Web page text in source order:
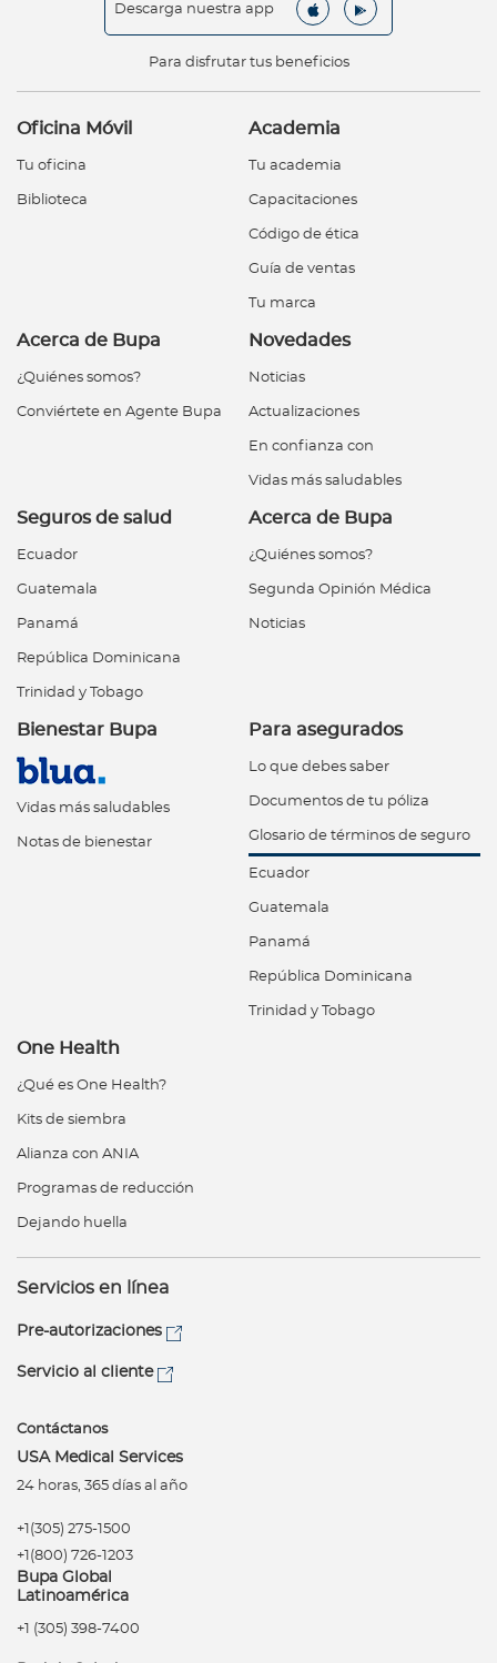
Descarga nuestra app
Para disfrutar tus beneficios
Oficina Móvil
Tu oficina
Biblioteca
Academia
Tu academia
Capacitaciones
Código de ética
Guía de ventas
Tu marca
Acerca de Bupa
¿Quiénes somos?
Conviértete en Agente Bupa
Novedades
Noticias
Actualizaciones
En confianza con
Vidas más saludables
Seguros de salud
Ecuador
Guatemala
Panamá
República Dominicana
Trinidad y Tobago
Acerca de Bupa
¿Quiénes somos?
Segunda Opinión Médica
Noticias
Bienestar Bupa
Vidas más saludables
Notas de bienestar
Para asegurados
Lo que debes saber
Documentos de tu póliza
Glosario de términos de seguro
Ecuador
Guatemala
Panamá
República Dominicana
Trinidad y Tobago
One Health
¿Qué es One Health?
Kits de siembra
Alianza con ANIA
Programas de reducción
Dejando huella
Servicios en línea
Pre-autorizaciones
Servicio al cliente
Contáctanos
USA Medical Services
24 horas, 365 días al año
+1(305) 275-1500
+1(800) 726-1203
Bupa Global
Latinoamérica
+1 (305) 398-7400